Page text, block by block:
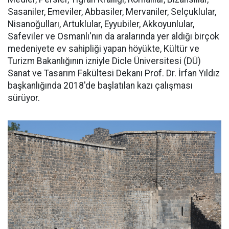
Sasaniler, Emeviler, Abbasiler, Mervaniler, Selçuklular,
Nisanoğulları, Artuklular, Eyyubiler, Akkoyunlular,
Safeviler ve Osmanlı'nın da aralarında yer aldığı birçok
medeniyete ev sahipliği yapan höyükte, Kültür ve
Turizm Bakanlığının izniyle Dicle Üniversitesi (DÜ)
Sanat ve Tasarım Fakültesi Dekanı Prof. Dr. İrfan Yıldız
başkanlığında 2018'de başlatılan kazı çalışması
sürüyor.